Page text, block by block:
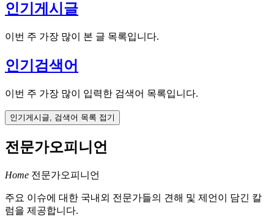
인기게시글
이번 주 가장 많이 본 글 목록입니다.
인기검색어
이번 주 가장 많이 입력한 검색어 목록입니다.
인기게시글, 검색어 목록 접기
전문가오피니언
Home 전문가오피니언
주요 이슈에 대한 국내외 전문가들의 견해 및 제언이 담긴 칼
럼을 제공합니다.